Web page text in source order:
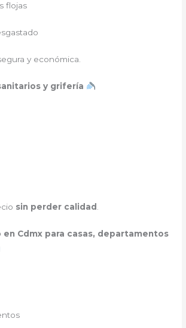
flojas
y económica.
y grifería
sin perder calidad .
Cdmx para casas, departamentos